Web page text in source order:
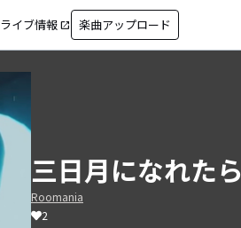
ライブ情報 open_in_new 楽曲アップロード
三日月になれたら
Roomania
2